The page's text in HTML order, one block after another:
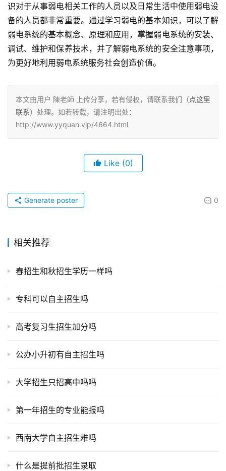
识对于从事弱电相关工作的人员以及日常生活中使用弱电设
备的人员都非常重要。通过学习弱电的基本知识，可以了解
弱电系统的基本概念、原理和应用，掌握弱电系统的安装、
调试、维护和保养技术，并了解弱电系统的安全注意事项，
为更好地利用弱电系统服务社会创造价值。
本文由用户 陳老師 上传分享，若有侵权，请联系我们（点这里
联系）处理。如若转载，请注明出处：
http://www.yyquan.vip/4664.html
Like (0)
0
Generate poster
相关推荐
春招生和秋招生学历一样吗
专科可以自主招生吗
高考复习生招生加分吗
公办小升初有自主招生吗
大学招生只招高中吗吗
第一年招生的专业能报吗
西南大学自主招生难吗
什么是提前批招生录取